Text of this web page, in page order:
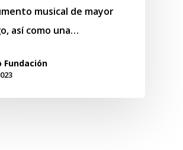
musical de mayor
así como una…
Fundación